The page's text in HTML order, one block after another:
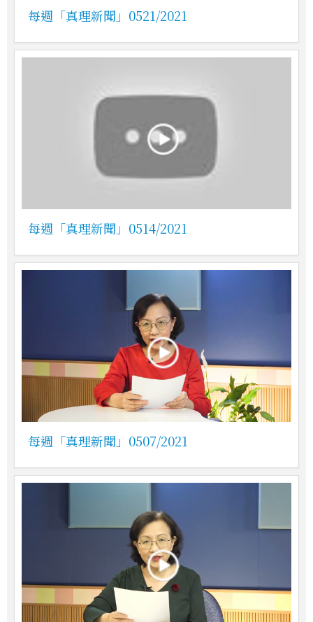
每週「真理新聞」0521/2021
每週「真理新聞」0514/2021
每週「真理新聞」0507/2021